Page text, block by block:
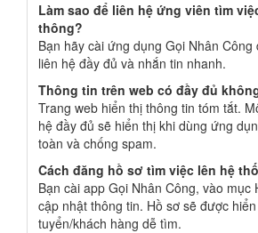
Làm sao để liên hệ ứng viên tìm
thông?
Bạn hãy cài ứng dụng Gọi Nhân Công
liên hệ đầy đủ và nhắn tin nhanh.
Thông tin trên web có đầy đủ
Trang web hiển thị thông tin tóm tắt.
hệ đầy đủ sẽ hiển thị khi dùng ứng
toàn và chống spam.
Cách đăng hồ sơ tìm việc lên hệ
Bạn cài app Gọi Nhân Công, vào mục
cập nhật thông tin. Hồ sơ sẽ được
tuyển/khách hàng dễ tìm.